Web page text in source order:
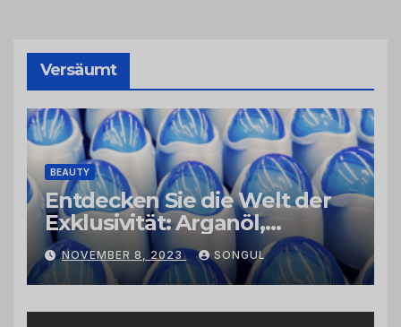
Versäumt
BEAUTY
Entdecken Sie die Welt der
Exklusivität: Arganöl,
Kaktusfeigenkernöl und
Schwarzkümmelöl von
vertrauenswürdigen
Großhändlern und Anbietern
NOVEMBER 8, 2023 SONGUL